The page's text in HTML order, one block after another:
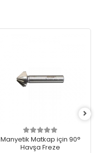
Manyetik Matkap için 90°
Havşa Freze